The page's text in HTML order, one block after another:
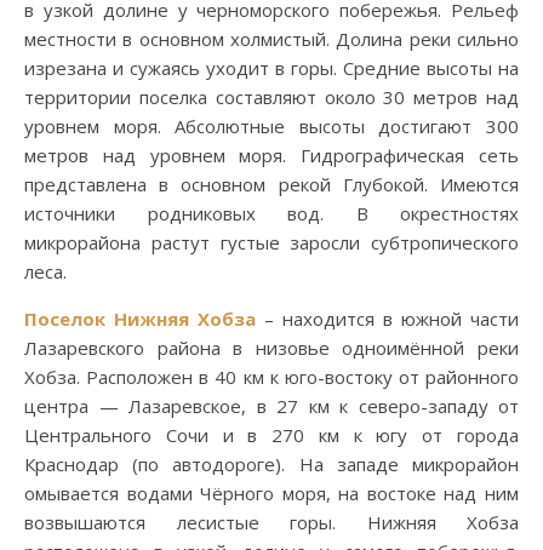
в узкой долине у черноморского побережья. Рельеф
местности в основном холмистый. Долина реки сильно
изрезана и сужаясь уходит в горы. Средние высоты на
территории поселка составляют около 30 метров над
уровнем моря. Абсолютные высоты достигают 300
метров над уровнем моря. Гидрографическая сеть
представлена в основном рекой Глубокой. Имеются
источники родниковых вод. В окрестностях
микрорайона растут густые заросли субтропического
леса.
Поселок Нижняя Хобза – находится в южной части
Лазаревского района в низовье одноимённой реки
Хобза. Расположен в 40 км к юго-востоку от районного
центра — Лазаревское, в 27 км к северо-западу от
Центрального Сочи и в 270 км к югу от города
Краснодар (по автодороге). На западе микрорайон
омывается водами Чёрного моря, на востоке над ним
возвышаются лесистые горы. Нижняя Хобза